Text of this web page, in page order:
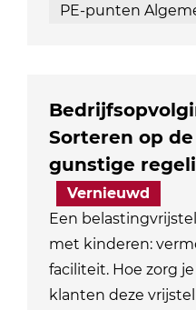
PE-punten
Sorteren op
gunstige
Vernieuwd
Een
met kinderen:
faciliteit. Hoe zorg
klanten deze